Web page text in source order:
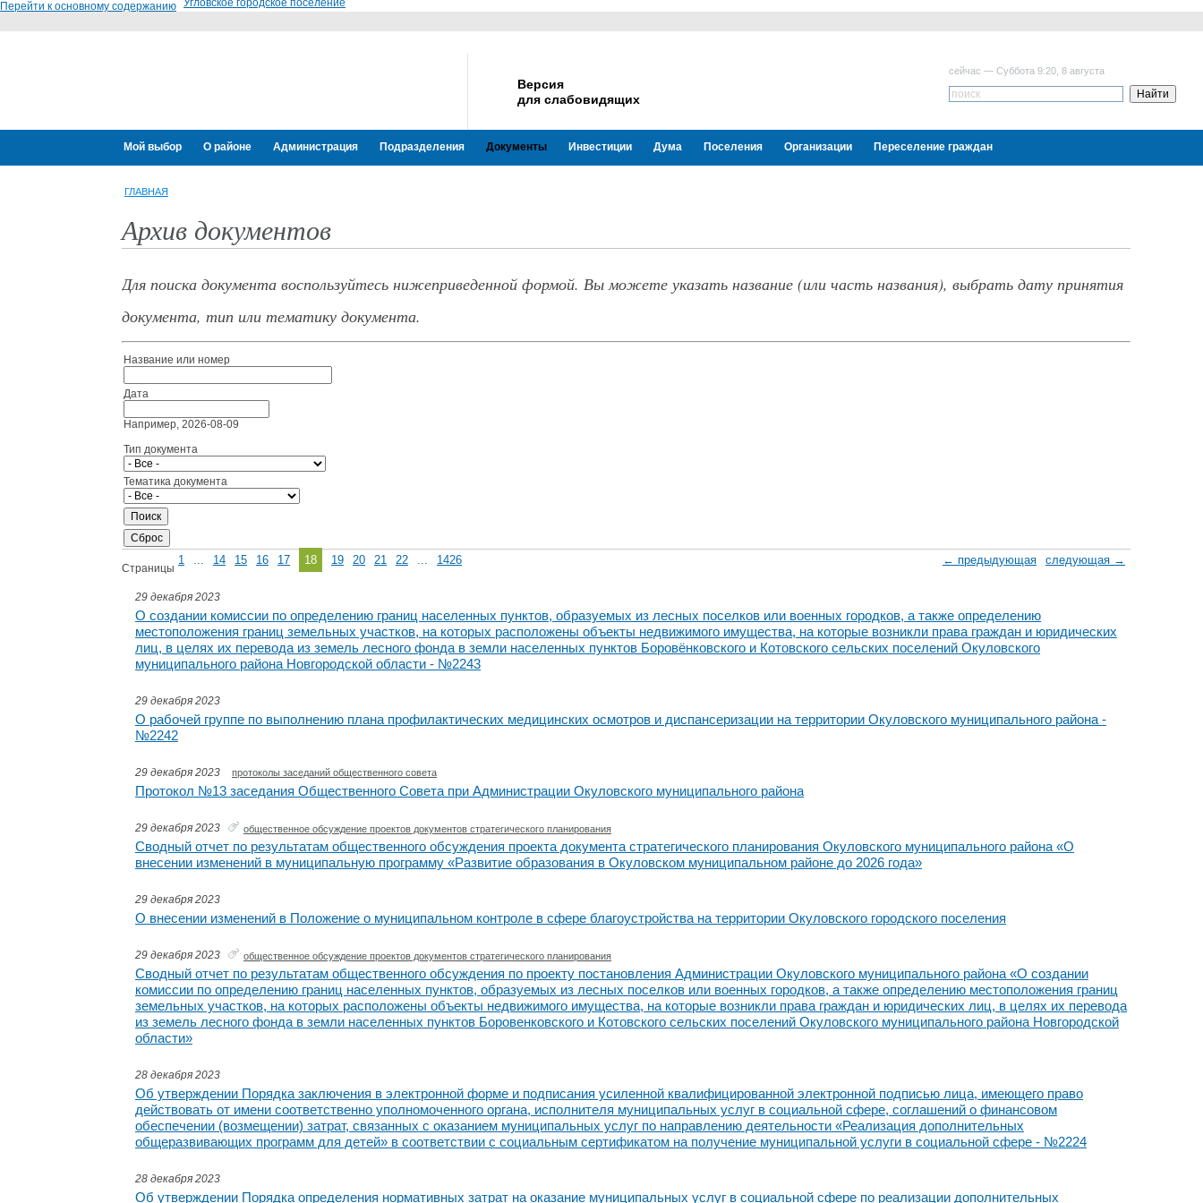
Перейти к основному содержанию Угловское городское поселение
Версия
для слабовидящих
сейчас — Суббота 9:20, 8 августа
Мой выбор О районе Администрация Подразделения Документы Инвестиции Дума Поселения Организации Переселение граждан
ГЛАВНАЯ
Архив документов
Для поиска документа воспользуйтесь нижеприведенной формой. Вы можете указать название (или часть названия), выбрать дату принятия
документа, тип или тематику документа.
Название или номер
Дата
Например, 2026-08-09
Тип документа
Тематика документа
Страницы
1 ... 14 15 16 17 18 19 20 21 22 ... 1426 следующая →
← предыдующая
29 декабря 2023
О создании комиссии по определению границ населенных пунктов, образуемых из лесных поселков или военных городков, а также определению
местоположения границ земельных участков, на которых расположены объекты недвижимого имущества, на которые возникли права граждан и юридических
лиц, в целях их перевода из земель лесного фонда в земли населенных пунктов Боровёнковского и Котовского сельских поселений Окуловского
муниципального района Новгородской области - №2243
29 декабря 2023
О рабочей группе по выполнению плана профилактических медицинских осмотров и диспансеризации на территории Окуловского муниципального района -
№2242
29 декабря 2023 протоколы заседаний общественного совета
Протокол №13 заседания Общественного Совета при Администрации Окуловского муниципального района
29 декабря 2023 общественное обсуждение проектов документов стратегического планирования
Сводный отчет по результатам общественного обсуждения проекта документа стратегического планирования Окуловского муниципального района «О
внесении изменений в муниципальную программу «Развитие образования в Окуловском муниципальном районе до 2026 года»
29 декабря 2023
О внесении изменений в Положение о муниципальном контроле в сфере благоустройства на территории Окуловского городского поселения
29 декабря 2023 общественное обсуждение проектов документов стратегического планирования
Сводный отчет по результатам общественного обсуждения по проекту постановления Администрации Окуловского муниципального района «О создании
комиссии по определению границ населенных пунктов, образуемых из лесных поселков или военных городков, а также определению местоположения границ
земельных участков, на которых расположены объекты недвижимого имущества, на которые возникли права граждан и юридических лиц, в целях их перевода
из земель лесного фонда в земли населенных пунктов Боровенковского и Котовского сельских поселений Окуловского муниципального района Новгородской
области»
28 декабря 2023
Об утверждении Порядка заключения в электронной форме и подписания усиленной квалифицированной электронной подписью лица, имеющего право
действовать от имени соответственно уполномоченного органа, исполнителя муниципальных услуг в социальной сфере, соглашений о финансовом
обеспечении (возмещении) затрат, связанных с оказанием муниципальных услуг по направлению деятельности «Реализация дополнительных
общеразвивающих программ для детей» в соответствии с социальным сертификатом на получение муниципальной услуги в социальной сфере - №2224
28 декабря 2023
Об утверждении Порядка определения нормативных затрат на оказание муниципальных услуг в социальной сфере по реализации дополнительных